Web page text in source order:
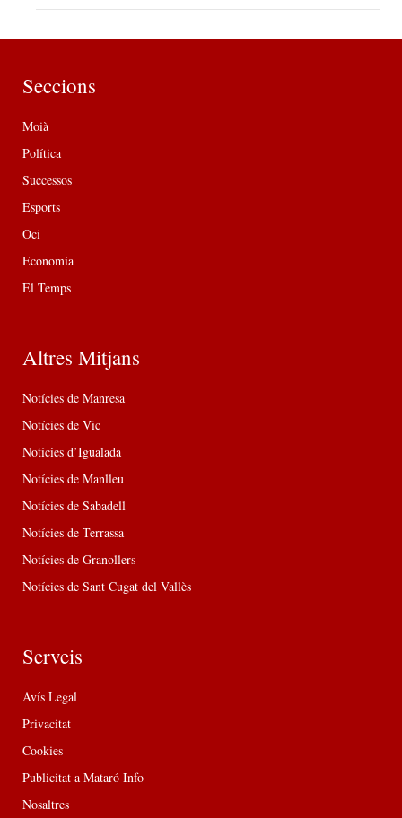
Seccions
Moià
Política
Successos
Esports
Oci
Economia
El Temps
Altres Mitjans
Notícies de Manresa
Notícies de Vic
Notícies d’Igualada
Notícies de Manlleu
Notícies de Sabadell
Notícies de Terrassa
Notícies de Granollers
Notícies de Sant Cugat del Vallès
Serveis
Avís Legal
Privacitat
Cookies
Publicitat a Mataró Info
Nosaltres